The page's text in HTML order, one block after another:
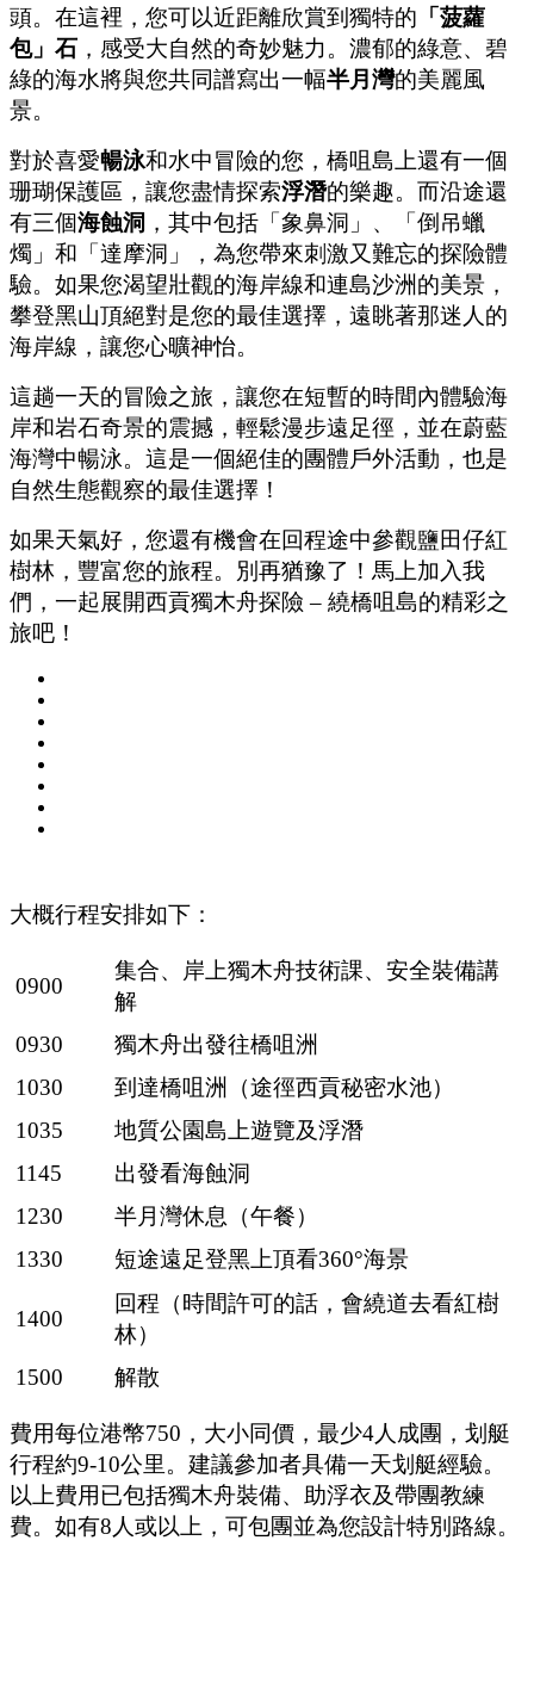
頭。在這裡，您可以近距離欣賞到獨特的 「菠蘿
包」石 ，感受大自然的奇妙魅力。濃郁的綠意、碧
綠的海水將與您共同譜寫出一幅半月灣的美麗風
景。
對於喜愛暢泳和水中冒險的您，橋咀島上還有一個
珊瑚保護區，讓您盡情探索浮潛的樂趣。而沿途還
有三個海蝕洞 ，其中包括「象鼻洞」、「倒吊蠟
燭」和「達摩洞」，為您帶來刺激又難忘的探險體
驗。如果您渴望壯觀的海岸線和連島沙洲的美景，
攀登黑山頂絕對是您的最佳選擇，遠眺著那迷人的
海岸線，讓您心曠神怡。
這趟一天的冒險之旅，讓您在短暫的時間內體驗海
岸和岩石奇景的震撼，輕鬆漫步遠足徑，並在蔚藍
海灣中暢泳。這是一個絕佳的團體戶外活動，也是
自然生態觀察的最佳選擇！
如果天氣好，您還有機會在回程途中參觀鹽田仔紅
樹林，豐富您的旅程。別再猶豫了！馬上加入我
們，一起展開西貢獨木舟探險 – 繞橋咀島的精彩之
旅吧！
大概行程安排如下：
0900
集合、岸上獨木舟技術課、安全裝備講
解
0930
獨木舟出發往橋咀洲
1030
到達橋咀洲（途徑西貢秘密水池）
1035
地質公園島上遊覽及浮潛
1145
出發看海蝕洞
1230
半月灣休息（午餐）
1330
短途遠足登黑上頂看360°海景
1400
回程（時間許可的話，會繞道去看紅樹
林）
1500
解散
費用每位港幣750，大小同價，最少4人成團，划艇
行程約9-10公里。建議參加者具備一天划艇經驗。
以上費用已包括獨木舟裝備、助浮衣及帶團教練
費。如有8人或以上，可包團並為您設計特別路線。